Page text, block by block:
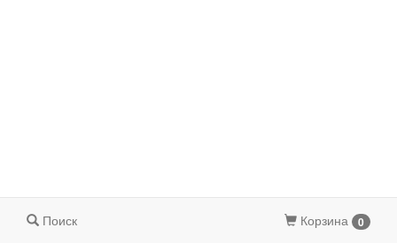
Поиск Корзина 0